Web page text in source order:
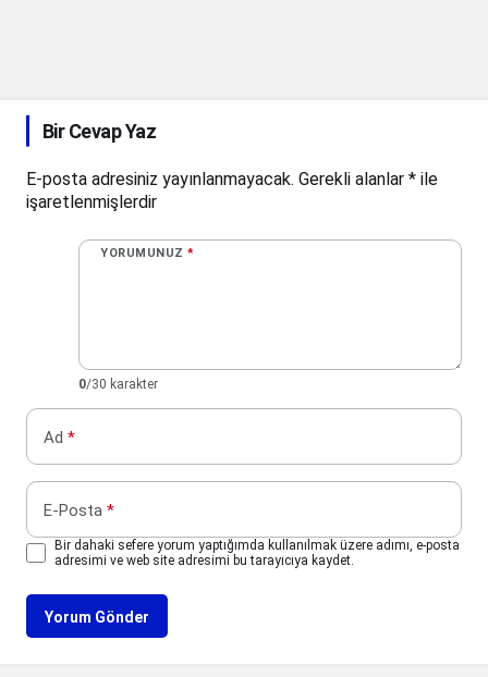
Bir Cevap Yaz
E-posta adresiniz yayınlanmayacak. Gerekli alanlar * ile
işaretlenmişlerdir
YORUMUNUZ *
0/30 karakter
Ad *
E-Posta *
Bir dahaki sefere yorum yaptığımda kullanılmak üzere adımı, e-posta
adresimi ve web site adresimi bu tarayıcıya kaydet.
Yorum Gönder